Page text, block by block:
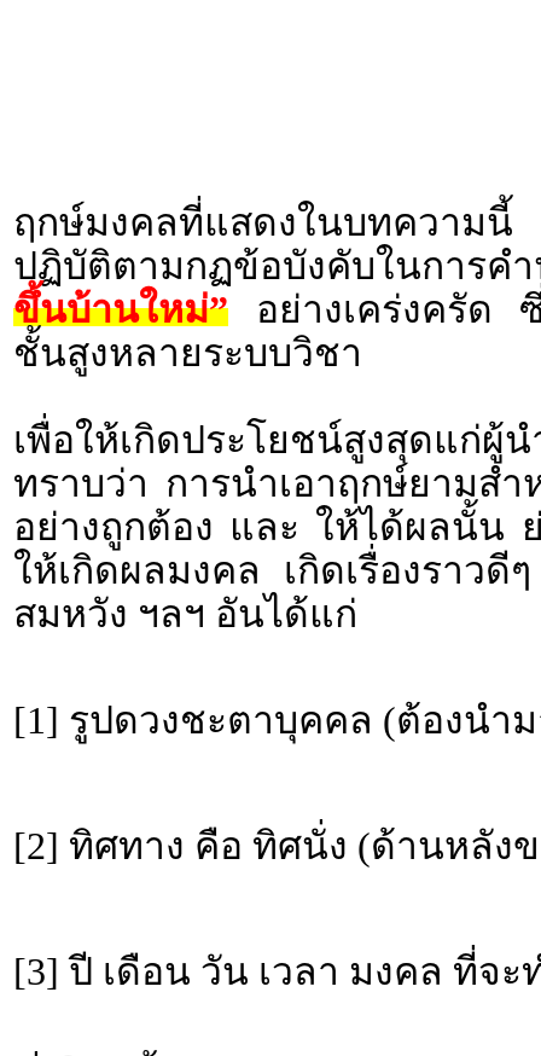
ฤกษ์มงคลที่แสดงในบทความ
ปฏิบัติตามกฏข้อบังคับในการ
ขึ้นบ้านใหม่” อย่างเคร่งครัด
ชั้นสูงหลายระบบวิชา
เพื่อให้เกิดประโยชน์สูงสุดแก่
ทราบว่า การนำเอาฤกษ์ยามส
อย่างถูกต้อง และ ให้ได้ผลนั้น
ให้เกิดผลมงคล เกิดเรื่องราว
สมหวัง ฯลฯ อันได้แก่
[1] รูปดวงชะตาบุคคล (ต้องนำ
[2] ทิศทาง คือ ทิศนั่ง (ด้านหลัง
[3] ปี เดือน วัน เวลา มงคล ที่จ